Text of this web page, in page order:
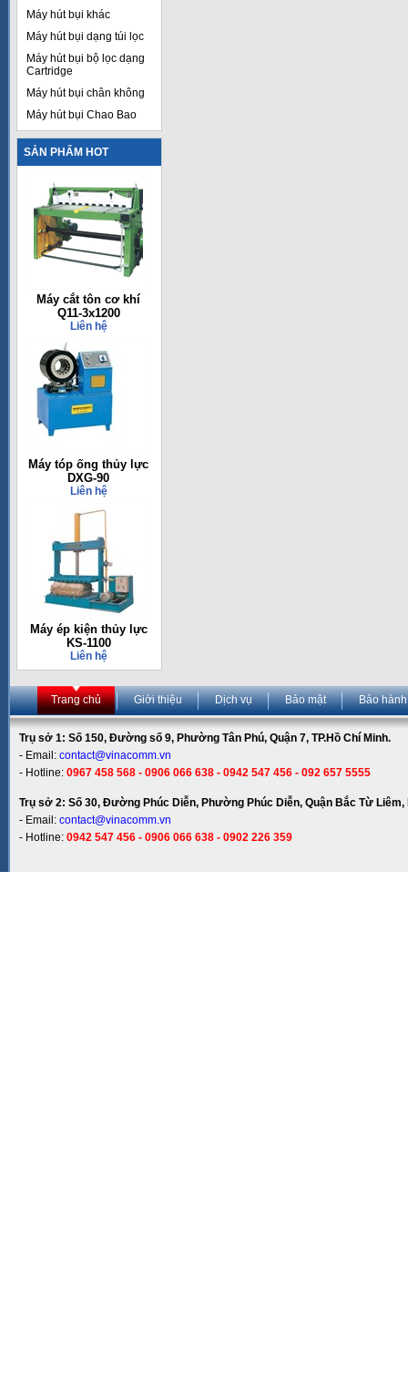
Máy hút bụi khác
Máy hút bụi dạng túi lọc
Máy hút bụi bộ lọc dạng
Cartridge
Máy hút bụi chân không
Máy hút bụi Chao Bao
SẢN PHẨM HOT
Máy cắt tôn cơ khí
Q11-3x1200
Liên hệ
Máy tóp ống thủy lực
DXG-90
Liên hệ
Máy ép kiện thủy lực
KS-1100
Liên hệ
Trang chủ Giới thiệu Dịch vụ Bảo mật Bảo hành
Trụ sở 1: Số 150, Đường số 9, Phường Tân Phú, Quận 7, TP.Hồ Chí Minh.
- Email: contact@vinacomm.vn
- Hotline: 0967 458 568 - 0906 066 638 - 0942 547 456 - 092 657 5555
Trụ sở 2: Số 30, Đường Phúc Diễn, Phường Phúc Diễn, Quận Bắc Từ Liêm,
- Email: contact@vinacomm.vn
- Hotline: 0942 547 456 - 0906 066 638 - 0902 226 359